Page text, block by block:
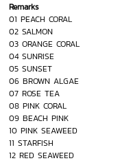
Remarks
01 PEACH CORAL
02 SALMON
03 ORANGE CORAL
04 SUNRISE
05 SUNSET
06 BROWN ALGAE
07 ROSE TEA
08 PINK CORAL
09 BEACH PINK
10 PINK SEAWEED
11 STARFISH
12 RED SEAWEED